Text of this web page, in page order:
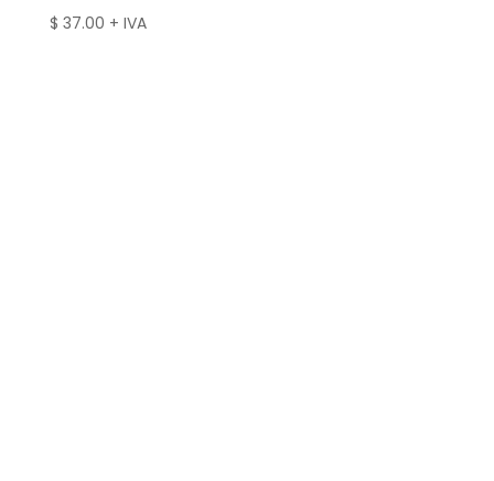
$ 37.00 + IVA